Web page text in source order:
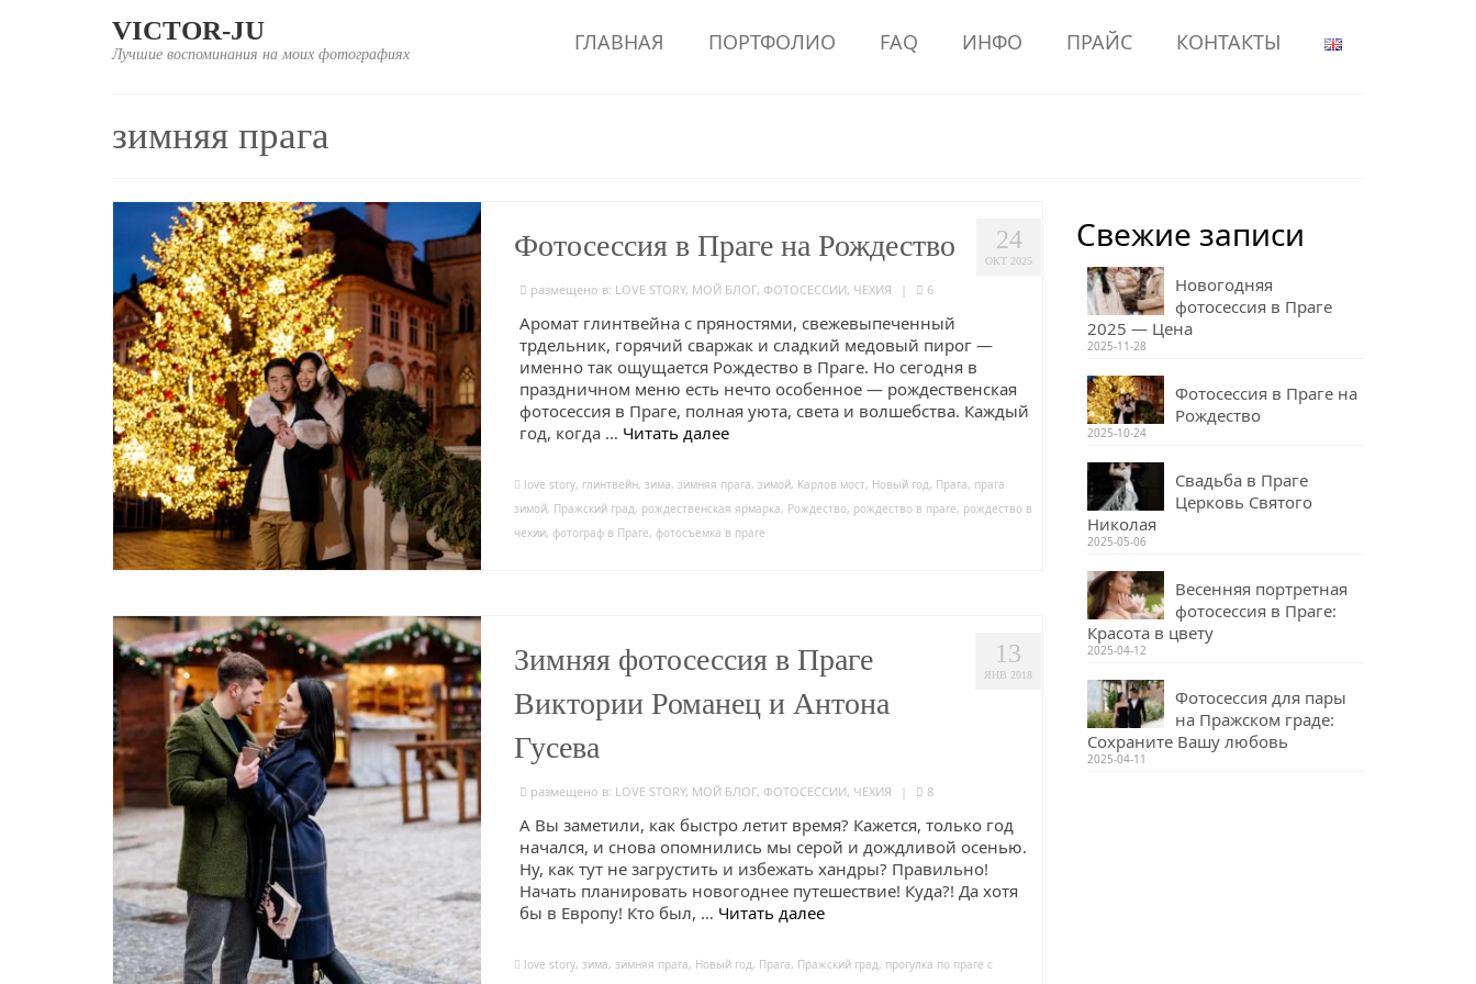
VICTOR-JU
Лучшие воспоминания на моих фотографиях ГЛАВНАЯ ПОРТФОЛИО FAQ ИНФО ПРАЙС КОНТАКТЫ
зимняя прага
24
ОКТ 2025
Фотосессия в Праге на Рождество
размещено в: LOVE STORY, МОЙ БЛОГ, ФОТОСЕССИИ, ЧЕХИЯ | 6
Аромат глинтвейна с пряностями, свежевыпеченный
трдельник, горячий сваржак и сладкий медовый пирог —
именно так ощущается Рождество в Праге. Но сегодня в
праздничном меню есть нечто особенное — рождественская
фотосессия в Праге, полная уюта, света и волшебства. Каждый
год, когда … Читать далее
love story, глинтвейн, зима, зимняя прага, зимой, Карлов мост, Новый год, Прага, прага
зимой, Пражский град, рождественская ярмарка, Рождество, рождество в праге, рождество в
чехии, фотограф в Праге, фотосъемка в праге
13
ЯНВ 2018
Зимняя фотосессия в Праге
Виктории Романец и Антона
Гусева
размещено в: LOVE STORY, МОЙ БЛОГ, ФОТОСЕССИИ, ЧЕХИЯ | 8
А Вы заметили, как быстро летит время? Кажется, только год
начался, и снова опомнились мы серой и дождливой осенью.
Ну, как тут не загрустить и избежать хандры? Правильно!
Начать планировать новогоднее путешествие! Куда?! Да хотя
бы в Европу! Кто был, … Читать далее
love story, зима, зимняя прага, Новый год, Прага, Пражский град, прогулка по праге с
Свежие записи
Новогодняя
фотосессия в Праге
2025 — Цена
2025-11-28
Фотосессия в Праге на
Рождество
2025-10-24
Свадьба в Праге
Церковь Святого
Николая
2025-05-06
Весенняя портретная
фотосессия в Праге:
Красота в цвету
2025-04-12
Фотосессия для пары
на Пражском граде:
Сохраните Вашу любовь
2025-04-11